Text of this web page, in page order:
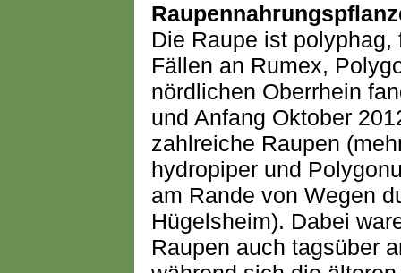
Die Raupe ist
Fällen an Rumex,
nördlichen Oberrhein
und Anfang Oktober
zahlreiche Raupen
hydropiper und
am Rande von Wegen
Hügelsheim). Dabei
Raupen auch tagsüber